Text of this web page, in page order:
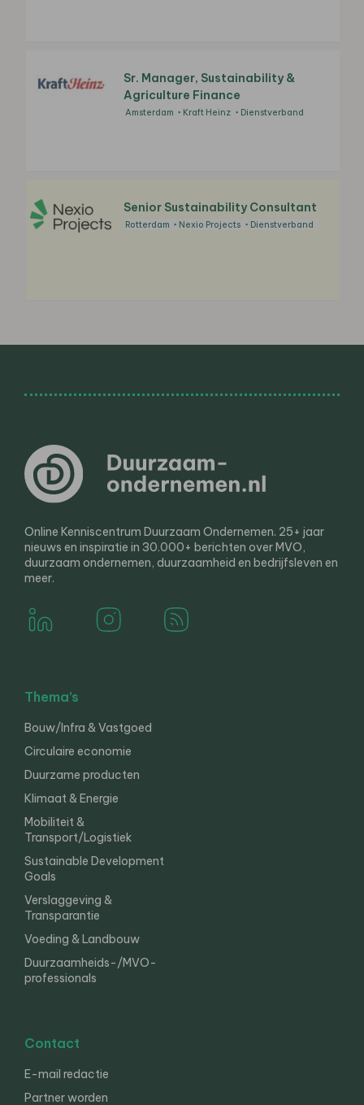
Sr. Manager, Sustainability &
Agriculture Finance
Amsterdam Kraft Heinz Dienstverband
Senior Sustainability Consultant
Rotterdam Nexio Projects Dienstverband
Online Kenniscentrum Duurzaam Ondernemen. 25+ jaar
nieuws en inspiratie in 30.000+ berichten over MVO,
duurzaam ondernemen, duurzaamheid en bedrijfsleven en
meer.
Thema’s
Bouw/Infra & Vastgoed
Circulaire economie
Duurzame producten
Klimaat & Energie
Mobiliteit &
Transport/Logistiek
Sustainable Development
Goals
Verslaggeving &
Transparantie
Voeding & Landbouw
Duurzaamheids-/MVO-
professionals
Contact
E-mail redactie
Partner worden